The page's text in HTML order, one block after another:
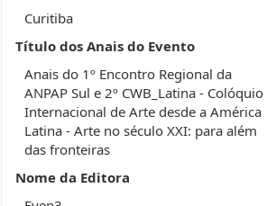
Curitiba
Título dos Anais do Evento
Anais do 1º Encontro Regional da
ANPAP Sul e 2º CWB_Latina - Colóquio
Internacional de Arte desde a América
Latina - Arte no século XXI: para além
das fronteiras
Nome da Editora